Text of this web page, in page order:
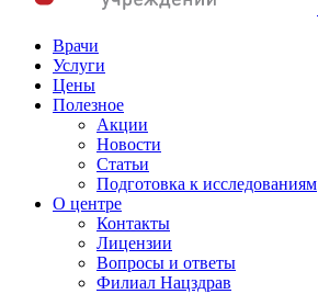
Врачи
Услуги
Цены
Полезное
Акции
Новости
Статьи
Подготовка к исследованиям
О центре
Контакты
Лицензии
Вопросы и ответы
Филиал Нацздрав